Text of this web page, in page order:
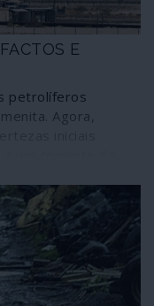
E
petrolíferos
Agora,
boa para os
Entre os quais os
adeptos da bolha
petróleo” e os
contra o Irão.